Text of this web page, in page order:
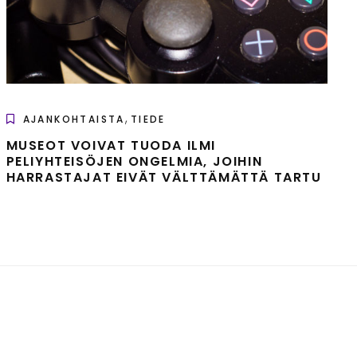
AJANKOHTAISTA, TIEDE
MUSEOT VOIVAT TUODA ILMI
PELIYHTEISÖJEN ONGELMIA, JOIHIN
HARRASTAJAT EIVÄT VÄLTTÄMÄTTÄ TARTU